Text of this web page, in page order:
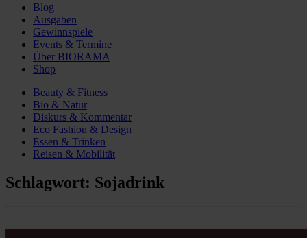
Blog
Ausgaben
Gewinnspiele
Events & Termine
Über BIORAMA
Shop
Beauty & Fitness
Bio & Natur
Diskurs & Kommentar
Eco Fashion & Design
Essen & Trinken
Reisen & Mobilität
Schlagwort: Sojadrink